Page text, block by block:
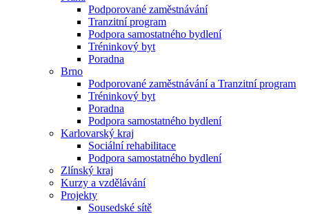
Podporované zaměstnávání
Tranzitní program
Podpora samostatného bydlení
Tréninkový byt
Poradna
Brno
Podporované zaměstnávání a Tranzitní program
Tréninkový byt
Poradna
Podpora samostatného bydlení
Karlovarský kraj
Sociální rehabilitace
Podpora samostatného bydlení
Zlínský kraj
Kurzy a vzdělávání
Projekty
Sousedské sítě